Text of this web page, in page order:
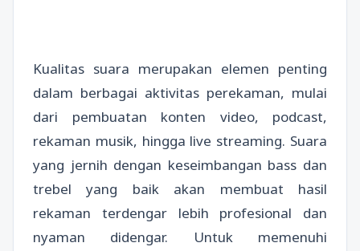
Kualitas suara merupakan elemen penting
dalam berbagai aktivitas perekaman, mulai
dari pembuatan konten video, podcast,
rekaman musik, hingga live streaming. Suara
yang jernih dengan keseimbangan bass dan
trebel yang baik akan membuat hasil
rekaman terdengar lebih profesional dan
nyaman didengar. Untuk memenuhi